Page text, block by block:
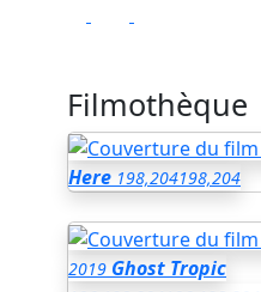
Filmothèque
Here 198,204198,204
2019 Ghost Tropic